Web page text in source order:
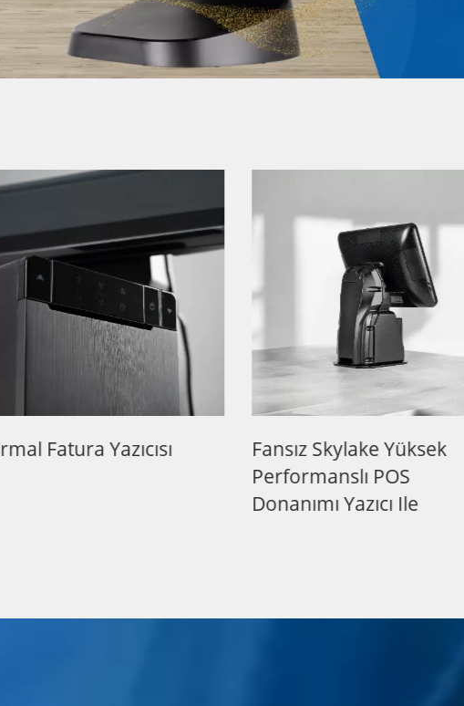
Fansız Skylake Yüksek
Performanslı POS
Donanımı Yazıcı Ile
POS